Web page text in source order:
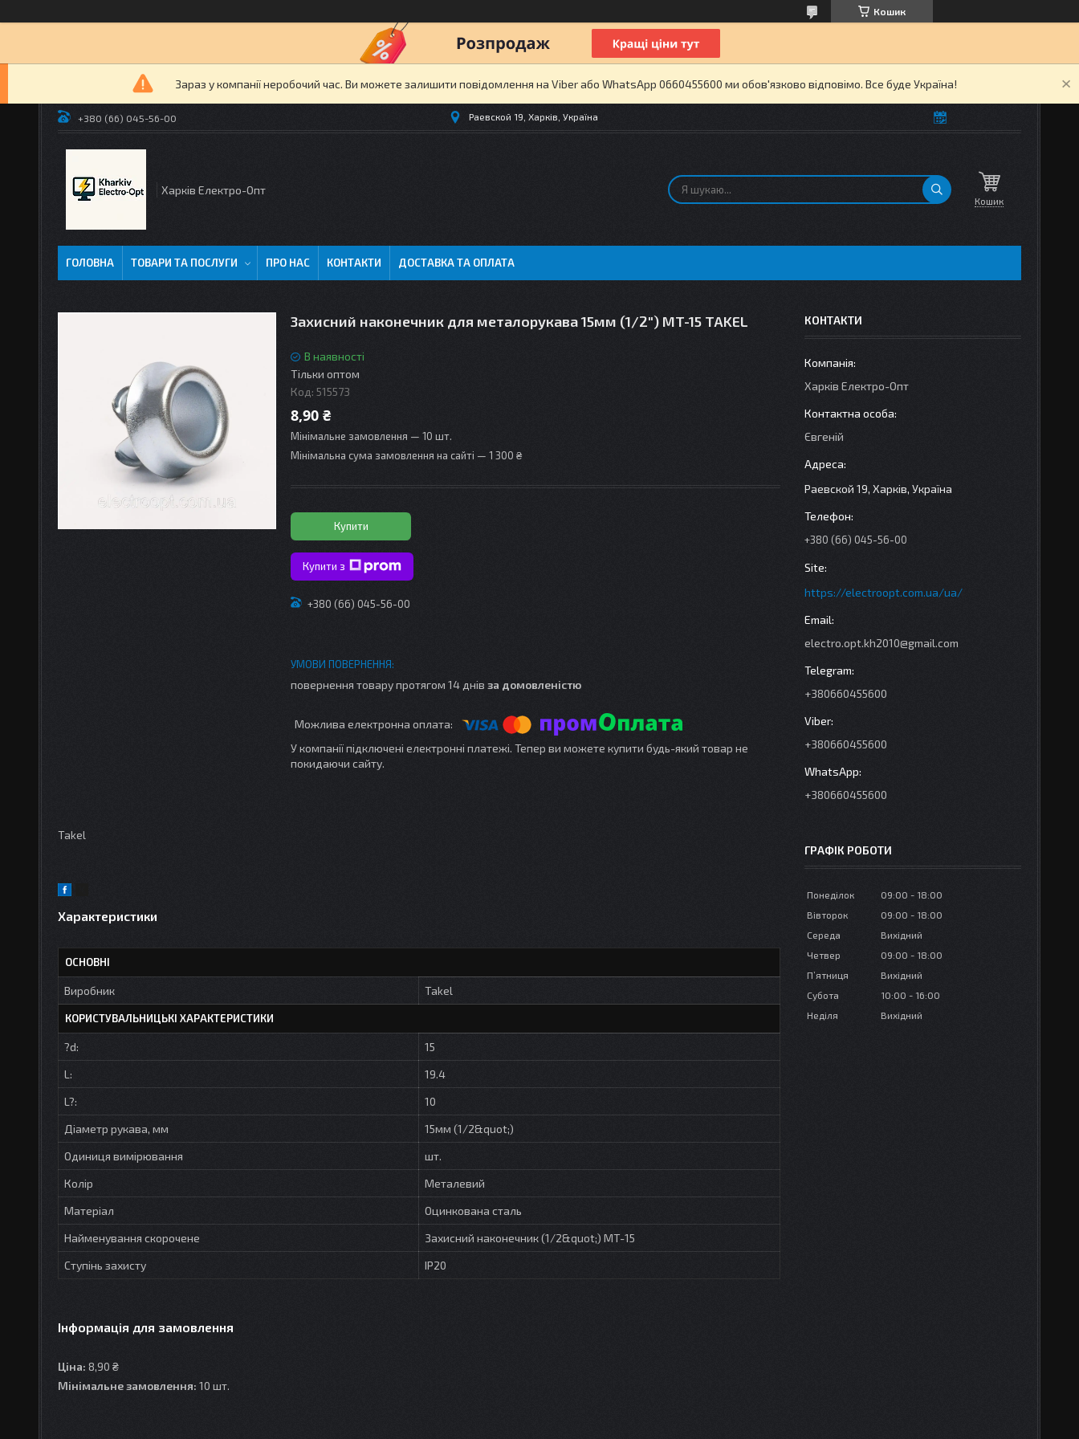
Кошик
Зараз у компанії неробочий час. Ви можете залишити повідомлення на Viber або WhatsApp 0660455600 ми обов'язково відповімо. Все буде Україна!
+380 (66) 045-56-00 Раевской 19, Харків, Україна
Харків Електро-Опт
Кошик
ГОЛОВНА ТОВАРИ ТА ПОСЛУГИ ПРО НАС КОНТАКТИ ДОСТАВКА ТА ОПЛАТА
Захисний наконечник для металорукава 15мм (1/2") MT-15 TAKEL
В наявності
Тільки оптом
Код: 515573
8,90 ₴
Мінімальне замовлення — 10 шт.
Мінімальна сума замовлення на сайті — 1 300 ₴
Купити
Купити з
+380 (66) 045-56-00
повернення товару протягом 14 днів за домовленістю
У компанії підключені електронні платежі. Тепер ви можете купити будь-який товар не
покидаючи сайту.
Takel
Характеристики
ОСНОВНІ
Виробник Takel
КОРИСТУВАЛЬНИЦЬКІ ХАРАКТЕРИСТИКИ
?d:
15
L:
19.4
L?:
10
Діаметр рукава, мм
15мм (1/2&quot;)
Одиниця вимірювання
шт.
Колір
Металевий
Матеріал
Оцинкована сталь
Найменування скорочене
Захисний наконечник (1/2&quot;) MT-15
Ступінь захисту
IP20
Інформація для замовлення
Ціна: 8,90 ₴
Мінімальне замовлення: 10 шт.
КОНТАКТИ
Харків Електро-Опт
Євгеній
Раевской 19, Харків, Україна
+380 (66) 045-56-00
https://electroopt.com.ua/ua/
electro.opt.kh2010@gmail.com
+380660455600
+380660455600
+380660455600
ГРАФІК РОБОТИ
Понеділок 09:00
18:00
Вівторок
09:00
18:00
Середа
Вихідний
Четвер
09:00
18:00
Пʼятниця
Вихідний
Субота
10:00
16:00
Неділя
Вихідний